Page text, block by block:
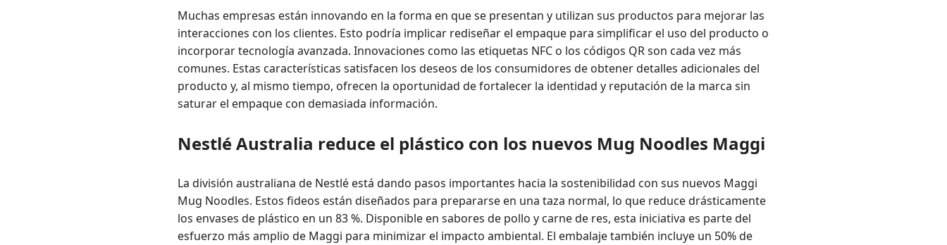
Muchas empresas están innovando en la forma en que se presentan y utilizan sus productos para mejorar las
interacciones con los clientes. Esto podría implicar rediseñar el empaque para simplificar el uso del producto o
incorporar tecnología avanzada. Innovaciones como las etiquetas NFC o los códigos QR son cada vez más
comunes. Estas características satisfacen los deseos de los consumidores de obtener detalles adicionales del
producto y, al mismo tiempo, ofrecen la oportunidad de fortalecer la identidad y reputación de la marca sin
saturar el empaque con demasiada información.
Nestlé Australia reduce el plástico con los nuevos Mug Noodles Maggi
La división australiana de Nestlé está dando pasos importantes hacia la sostenibilidad con sus nuevos Maggi
Mug Noodles. Estos fideos están diseñados para prepararse en una taza normal, lo que reduce drásticamente
los envases de plástico en un 83 %. Disponible en sabores de pollo y carne de res, esta iniciativa es parte del
esfuerzo más amplio de Maggi para minimizar el impacto ambiental. El embalaje también incluye un 50% de